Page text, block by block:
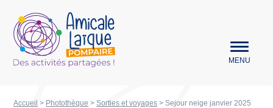
Amicale Laïque Pompaire
MENU
Accueil > Photothèque >Sorties et voyages >Sejour neige janvier 2025